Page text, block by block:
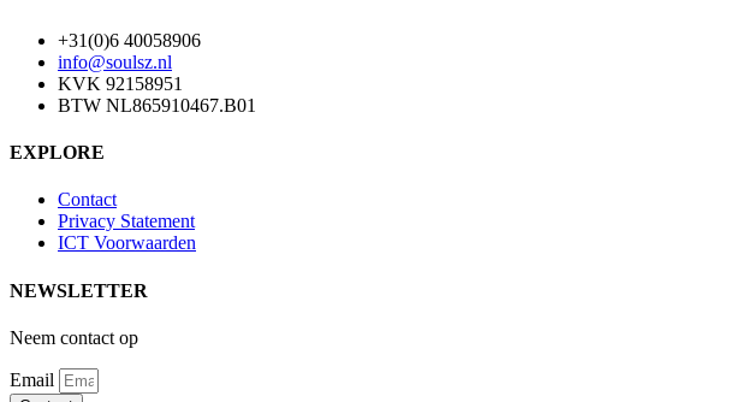
+31(0)6 40058906
info@soulsz.nl
KVK 92158951
BTW NL865910467.B01
EXPLORE
Contact
Privacy Statement
ICT Voorwaarden
NEWSLETTER
Neem contact op
Email